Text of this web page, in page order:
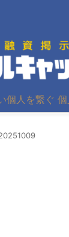
個人を繋ぐ